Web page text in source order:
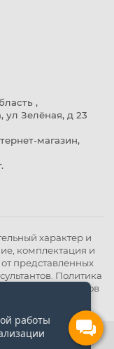
,
Зелёная, д 23
магазин,
характер и
комплектация и
от представленных
Политика
обработки файлов
работы